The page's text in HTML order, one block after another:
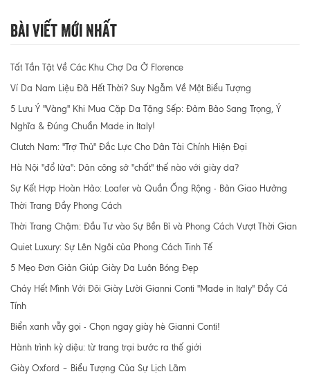
Bài Viết Mới Nhất
Tất Tần Tật Về Các Khu Chợ Da Ở Florence
Ví Da Nam Liệu Đã Hết Thời? Suy Ngẫm Về Một Biểu Tượng
5 Lưu Ý "Vàng" Khi Mua Cặp Da Tặng Sếp: Đảm Bảo Sang Trọng, Ý
Nghĩa & Đúng Chuẩn Made in Italy!
Clutch Nam: "Trợ Thủ" Đắc Lực Cho Dân Tài Chính Hiện Đại
Hà Nội "đổ lửa": Dân công sở "chất" thế nào với giày da?
Sự Kết Hợp Hoàn Hảo: Loafer và Quần Ống Rộng - Bản Giao Hưởng
Thời Trang Đầy Phong Cách
Thời Trang Chậm: Đầu Tư vào Sự Bền Bỉ và Phong Cách Vượt Thời Gian
Quiet Luxury: Sự Lên Ngôi của Phong Cách Tinh Tế
5 Mẹo Đơn Giản Giúp Giày Da Luôn Bóng Đẹp
Cháy Hết Mình Với Đôi Giày Lười Gianni Conti "Made in Italy" Đầy Cá
Tính
Biển xanh vẫy gọi - Chọn ngay giày hè Gianni Conti!
Hành trình kỳ diệu: từ trang trại bước ra thế giới
Giày Oxford – Biểu Tượng Của Sự Lịch Lãm